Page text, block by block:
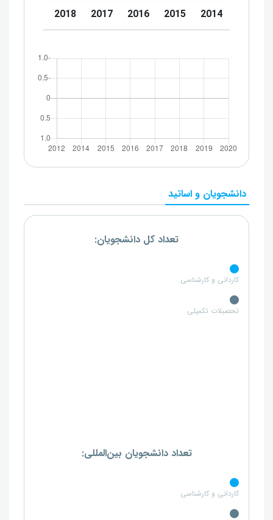
2014
2015
2016
2017
2018
دانشجویان و اساتید
تعداد کل دانشجویان:
کاردانی و کارشناسی
تحصبلات تکمیلی
تعداد دانشجویان بین‌المللی:
کاردانی و کارشناسی